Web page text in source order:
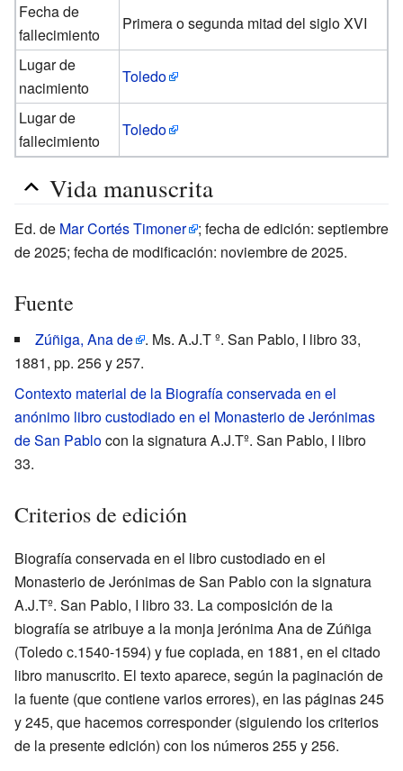
Fecha de
fallecimiento
Primera o segunda mitad del siglo XVI
Lugar de
nacimiento
Toledo
Lugar de
fallecimiento
Toledo
Vida manuscrita
Ed. de Mar Cortés Timoner
; fecha de edición: septiembre
de 2025; fecha de modificación: noviembre de 2025.
Fuente
Zúñiga, Ana de
. Ms. A.J.T º. San Pablo, I libro 33,
1881, pp. 256 y 257.
Contexto material de la Biografía conservada en el
anónimo libro custodiado en el Monasterio de Jerónimas
de San Pablocon la signatura A.J.Tº. San Pablo, I libro
33.
Criterios de edición
Biografía conservada en el libro custodiado en el
Monasterio de Jerónimas de San Pablo con la signatura
A.J.Tº. San Pablo, I libro 33. La composición de la
biografía se atribuye a la monja jerónima Ana de Zúñiga
(Toledo c.1540-1594) y fue copiada, en 1881, en el citado
libro manuscrito. El texto aparece, según la paginación de
la fuente (que contiene varios errores), en las páginas 245
y 245, que hacemos corresponder (siguiendo los criterios
de la presente edición) con los números 255 y 256.